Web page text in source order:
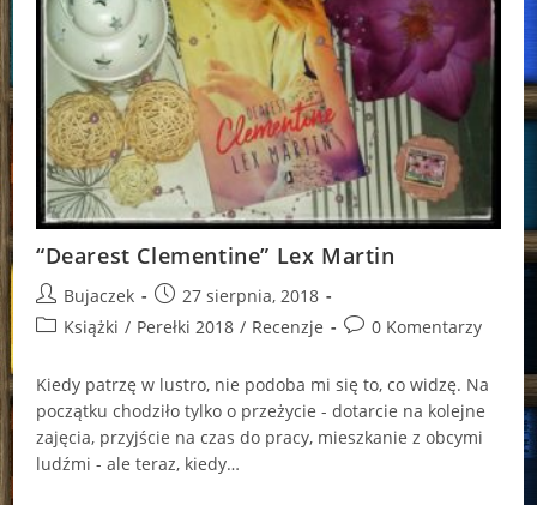
“Dearest Clementine” Lex Martin
Post
author:
Bujaczek
Post
published:
27 sierpnia, 2018
PostKsiążki / Perełki 2018 / Recenzje
Post0 Komentarzy
Kiedy patrzę w lustro, nie podoba mi się to, co widzę. Na
początku chodziło tylko o przeżycie - dotarcie na kolejne
zajęcia, przyjście na czas do pracy, mieszkanie z obcymi
ludźmi - ale teraz, kiedy…